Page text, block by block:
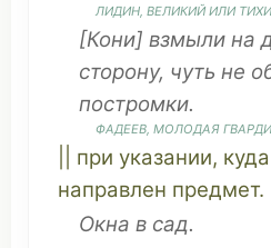
ЛИДИН, ВЕЛИКИЙ ИЛИ
[Кони] взмыли на
сторону, чуть не
постромки.
ФАДЕЕВ, МОЛОДАЯ
|| при указании, куда
направлен предмет.
Окна в сад.